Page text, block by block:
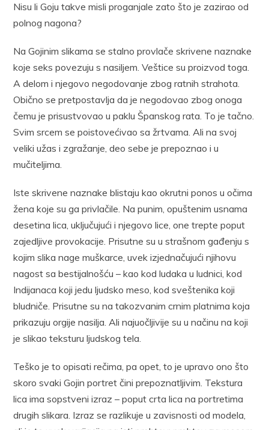
Nisu li Goju takve misli proganjale zato što je zazirao od
polnog nagona?
Na Gojinim slikama se stalno provlače skrivene naznake
koje seks povezuju s nasiljem. Veštice su proizvod toga.
A delom i njegovo negodovanje zbog ratnih strahota.
Obično se pretpostavlja da je negodovao zbog onoga
čemu je prisustvovao u paklu Španskog rata. To je tačno.
Svim srcem se poistovećivao sa žrtvama. Ali na svoj
veliki užas i zgražanje, deo sebe je prepoznao i u
mučiteljima.
Iste skrivene naznake blistaju kao okrutni ponos u očima
žena koje su ga privlačile. Na punim, opuštenim usnama
desetina lica, uključujući i njegovo lice, one trepte poput
zajedljive provokacije. Prisutne su u strašnom gađenju s
kojim slika nage muškarce, uvek izjednačujući njihovu
nagost sa bestijalnošću – kao kod ludaka u ludnici, kod
Indijanaca koji jedu ljudsko meso, kod sveštenika koji
bludniče. Prisutne su na takozvanim crnim platnima koja
prikazuju orgije nasilja. Ali najuočljivije su u načinu na koji
je slikao teksturu ljudskog tela.
Teško je to opisati rečima, pa opet, to je upravo ono što
skoro svaki Gojin portret čini prepoznatljivim. Tekstura
lica ima sopstveni izraz – poput crta lica na portretima
drugih slikara. Izraz se razlikuje u zavisnosti od modela,